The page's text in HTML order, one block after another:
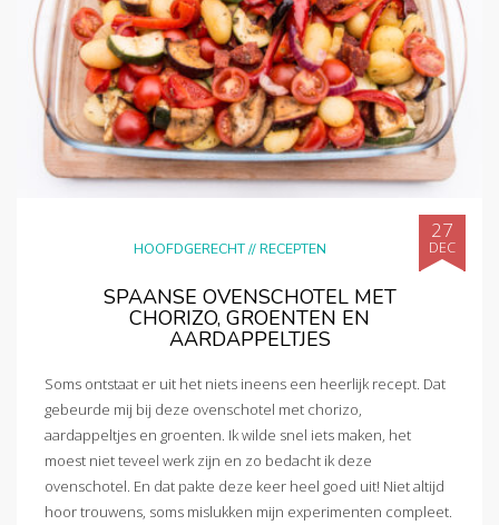
HOOFDGERECHT//RECEPTEN
27
DEC
SPAANSE OVENSCHOTEL MET
CHORIZO, GROENTEN EN
AARDAPPELTJES
Soms ontstaat er uit het niets ineens een heerlijk recept. Dat
gebeurde mij bij deze ovenschotel met chorizo,
aardappeltjes en groenten. Ik wilde snel iets maken, het
moest niet teveel werk zijn en zo bedacht ik deze
ovenschotel. En dat pakte deze keer heel goed uit! Niet altijd
hoor trouwens, soms mislukken mijn experimenten compleet.